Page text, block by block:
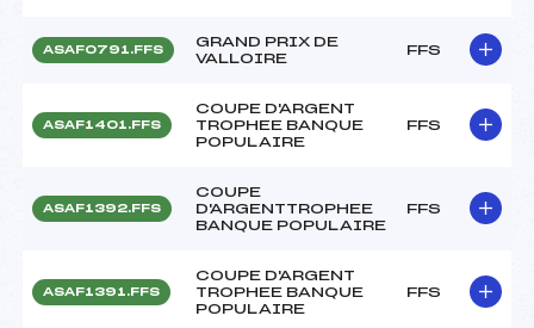
ASAF0791.FFS
GRAND PRIX DE
VALLOIRE
FFS
ASAF1401.FFS
COUPE D'ARGENT
TROPHEE BANQUE
POPULAIRE
FFS
ASAF1392.FFS
COUPE
D'ARGENTTROPHEE
BANQUE POPULAIRE
FFS
ASAF1391.FFS
COUPE D'ARGENT
TROPHEE BANQUE
POPULAIRE
FFS